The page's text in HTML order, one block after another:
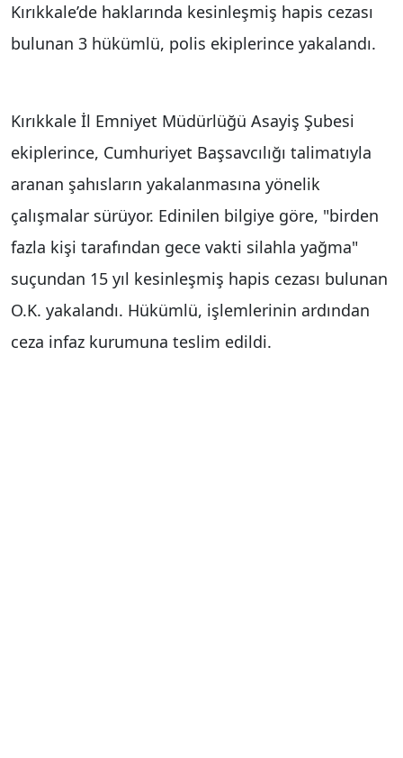
Kırıkkale’de haklarında kesinleşmiş hapis cezası
bulunan 3 hükümlü, polis ekiplerince yakalandı.
Kırıkkale İl Emniyet Müdürlüğü Asayiş Şubesi
ekiplerince, Cumhuriyet Başsavcılığı talimatıyla
aranan şahısların yakalanmasına yönelik
çalışmalar sürüyor. Edinilen bilgiye göre, "birden
fazla kişi tarafından gece vakti silahla yağma"
suçundan 15 yıl kesinleşmiş hapis cezası bulunan
O.K. yakalandı. Hükümlü, işlemlerinin ardından
ceza infaz kurumuna teslim edildi.